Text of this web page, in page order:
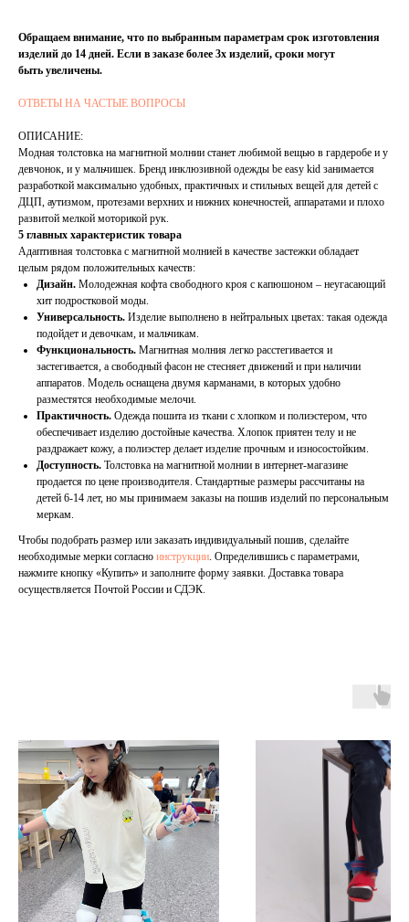
Обращаем внимание, что по выбранным параметрам срок изготовления
изделий до 14 дней. Если в заказе более 3х изделий, сроки могут
быть увеличены.
ОТВЕТЫ НА ЧАСТЫЕ ВОПРОСЫ
ОПИСАНИЕ:
Модная толстовка на магнитной молнии станет любимой вещью в гардеробе и у
девчонок, и у мальчишек. Бренд инклюзивной одежды be easy kid занимается
разработкой максимально удобных, практичных и стильных вещей для детей с
ДЦП, аутизмом, протезами верхних и нижних конечностей, аппаратами и плохо
развитой мелкой моторикой рук.
5 главных характеристик товара
Адаптивная толстовка с магнитной молнией в качестве застежки обладает
целым рядом положительных качеств:
Дизайн. Молодежная кофта свободного кроя с капюшоном – неугасающий
хит подростковой моды.
Универсальность. Изделие выполнено в нейтральных цветах: такая одежда
подойдет и девочкам, и мальчикам.
Функциональность. Магнитная молния легко расстегивается и
застегивается, а свободный фасон не стесняет движений и при наличии
аппаратов. Модель оснащена двумя карманами, в которых удобно
разместятся необходимые мелочи.
Практичность. Одежда пошита из ткани с хлопком и полиэстером, что
обеспечивает изделию достойные качества. Хлопок приятен телу и не
раздражает кожу, а полиэстер делает изделие прочным и износостойким.
Доступность. Толстовка на магнитной молнии в интернет-магазине
продается по цене производителя. Стандартные размеры рассчитаны на
детей 6-14 лет, но мы принимаем заказы на пошив изделий по персональным
меркам.
Чтобы подобрать размер или заказать индивидуальный пошив, сделайте
необходимые мерки согласно инструкции. Определившись с параметрами,
нажмите кнопку «Купить» и заполните форму заявки. Доставка товара
осуществляется Почтой России и СДЭК.